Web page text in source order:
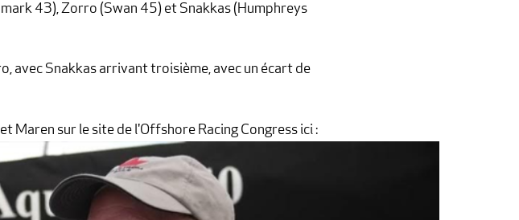
43), Zorro (Swan 45) et Snakkas (Humphreys
avec Snakkas arrivant troisième, avec un écart de
sur le site de l'Offshore Racing Congress ici :